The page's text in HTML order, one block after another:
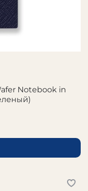
Notebook in